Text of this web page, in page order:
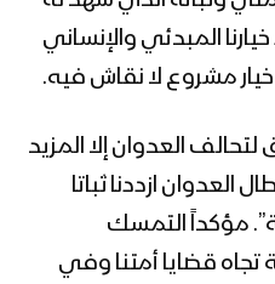
الصبر الجميل |
للإسلام) سالم
وثباته الذي شهد له
المبدئي والإنساني
لتحالف العدوان إلا المزيد
العدوان ازددنا ثباتا
مؤكداً التمسك